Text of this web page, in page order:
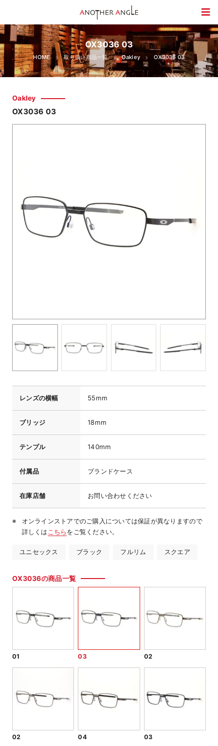
OX3036 03
HOME 取り扱い商品一覧 Oakley OX3036 03
Oakley
OX3036 03
レンズの横幅 55mm
ブリッジ 18mm
テンプル 140mm
付属品 ブランドケース
在庫店舗 お問い合わせください
オンラインストアでのご購入については保証が異なりますので
詳しくは こちらをご覧ください。
ユニセックス ブラック フルリム スクエア
OX3036の商品一覧
01 03 02
02 04 03